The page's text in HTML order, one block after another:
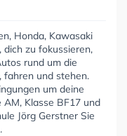
Honda, Kawasaki
zu fokussieren,
rund um die
fahren und stehen.
um deine
AM, Klasse BF17 und
Jörg Gerstner Sie